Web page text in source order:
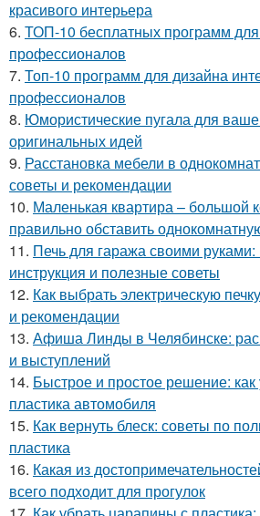
красивого интерьера
6. ТОП-10 бесплатных программ
профессионалов
7. Топ-10 программ для дизайна
профессионалов
8. Юмористические пугала для
оригинальных идей
9. Расстановка мебели в
советы и рекомендации
10. Маленькая квартира – большой
правильно обставить
11. Печь для гаража своими
инструкция и полезные советы
12. Как выбрать электрическую
и рекомендации
13. Афиша Линды в Челябинске:
и выступлений
14. Быстрое и простое решение:
пластика автомобиля
15. Как вернуть блеск: советы по
пластика
16. Какая из
всего подходит для прогулок